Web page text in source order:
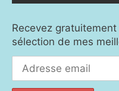
Recevez
sélection de mes